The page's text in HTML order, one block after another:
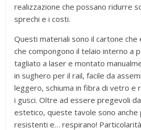
realizzazione che possano ridurre
sprechi e i costi.
Questi materiali sono il cartone
che compongono il telaio interno a
tagliato a laser e montato
in sughero per il rail, facile da
leggero, schiuma in fibra di vetro e
i gusci. Oltre ad essere pregevoli
estetico, queste tavole sono
resistenti e… respirano!